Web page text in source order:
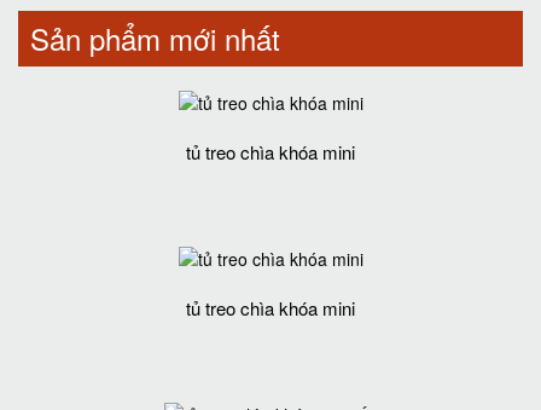
Sản phẩm mới nhất
tủ treo chìa khóa mini
tủ treo chìa khóa mini